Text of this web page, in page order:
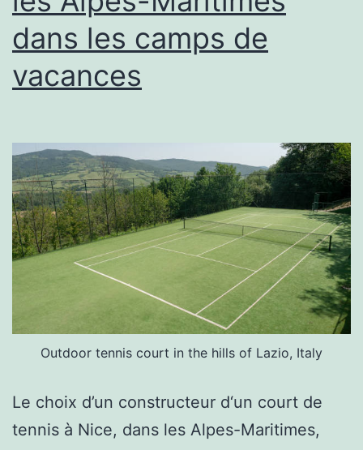
dans les camps de
vacances
Outdoor tennis court in the hills of Lazio, Italy
Le choix d’un constructeur d‘un court de
tennis à Nice, dans les Alpes-Maritimes,